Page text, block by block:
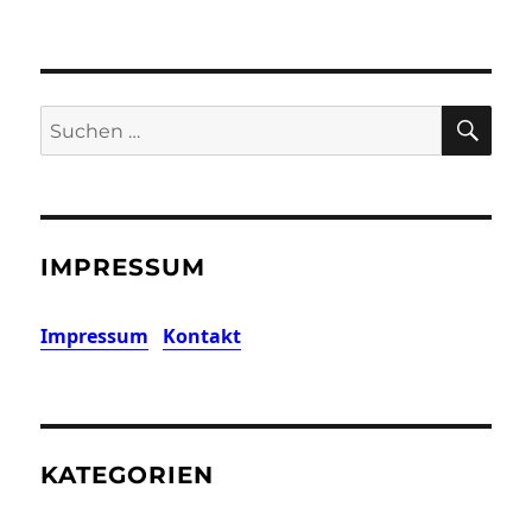
Suchen
nach:
IMPRESSUM
Impressum Kontakt
KATEGORIEN